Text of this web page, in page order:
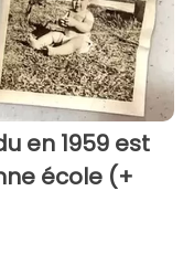
en 1959 est
école (+